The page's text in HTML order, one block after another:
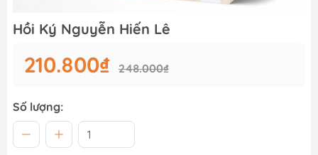
Hồi Ký Nguyễn Hiến Lê
210.800₫ 248.000₫
Số lượng: